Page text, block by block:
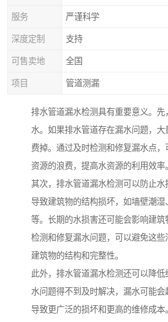
服务 严谨科学
深度定制 支持
可售卖地 全国
项目 管道测漏
排水管道漏水检测具有重要意义。先
水。如果排水管道存在漏水问题，大
费掉。通过及时检测和修复漏水点
资源的浪费，提高水资源的利用效率。
其次，排水管道漏水检测可以防止水
导致建筑物的结构损坏，如墙壁潮
等。长期的水损害还可能会影响建筑
检测和修复漏水问题，可以避免这些
建筑物的结构和完整性。
此外，排水管道漏水检测还可以降
水问题得不到及时解决，漏水可能会
导致更广泛的损坏和更高的维修成本